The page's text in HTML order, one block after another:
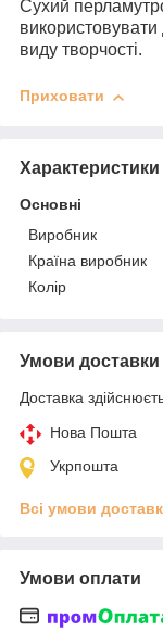
Сухий
використовувати
виду творчості.
Приховати
Характеристики
Основні
Виробник
Країна виробник
Колір
Умови доставки
Доставка
Нова Пошта
Укрпошта
Всі умови
Умови оплати